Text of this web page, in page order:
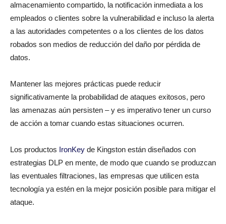
almacenamiento compartido, la notificación inmediata a los
empleados o clientes sobre la vulnerabilidad e incluso la alerta
a las autoridades competentes o a los clientes de los datos
robados son medios de reducción del daño por pérdida de
datos.
Mantener las mejores prácticas puede reducir
significativamente la probabilidad de ataques exitosos, pero
las amenazas aún persisten – y es imperativo tener un curso
de acción a tomar cuando estas situaciones ocurren.
Los productos IronKey de Kingston están diseñados con
estrategias DLP en mente, de modo que cuando se produzcan
las eventuales filtraciones, las empresas que utilicen esta
tecnología ya estén en la mejor posición posible para mitigar el
ataque.